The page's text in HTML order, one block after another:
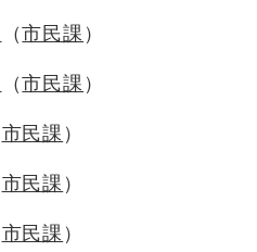
市民課
市民課
市民課
市民課
市民課